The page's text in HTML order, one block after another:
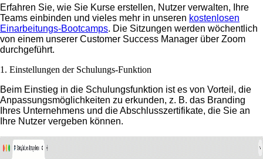
Erfahren Sie, wie Sie Kurse erstellen, Nutzer verwalten, Ihre
Teams einbinden und vieles mehr in unseren kostenlosen
Einarbeitungs-Bootcamps. Die Sitzungen werden wöchentlich
von einem unserer Customer Success Manager über Zoom
durchgeführt.
1. Einstellungen der Schulungs-Funktion
Beim Einstieg in die Schulungsfunktion ist es von Vorteil, die
Anpassungsmöglichkeiten zu erkunden, z. B. das Branding
Ihres Unternehmens und die Abschlusszertifikate, die Sie an
Ihre Nutzer vergeben können.